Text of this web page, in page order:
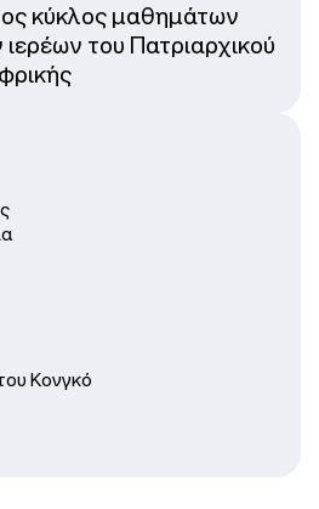
Κονγκό
κύκλος μαθημάτων
του Πατριαρχικού